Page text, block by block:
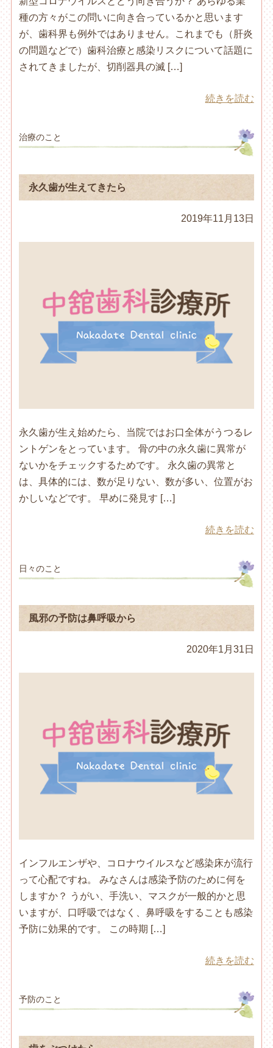
種の方々がこの問いに向き合っているかと思います
が、歯科界も例外ではありません。これまでも（肝炎
の問題などで）歯科治療と感染リスクについて話題に
されてきましたが、切削器具の滅 […]
続きを読む
治療のこと
永久歯が生えてきたら
2019年11月13日
永久歯が生え始めたら、当院ではお口全体がうつるレ
ントゲンをとっています。 骨の中の永久歯に異常が
ないかをチェックするためです。 永久歯の異常と
は、具体的には、数が足りない、数が多い、位置がお
かしいなどです。 早めに発見す […]
続きを読む
日々のこと
風邪の予防は鼻呼吸から
2020年1月31日
インフルエンザや、コロナウイルスなど感染床が流行
って心配ですね。 みなさんは感染予防のために何を
しますか？ うがい、手洗い、マスクが一般的かと思
いますが、口呼吸ではなく、鼻呼吸をすることも感染
予防に効果的です。 この時期 […]
続きを読む
予防のこと